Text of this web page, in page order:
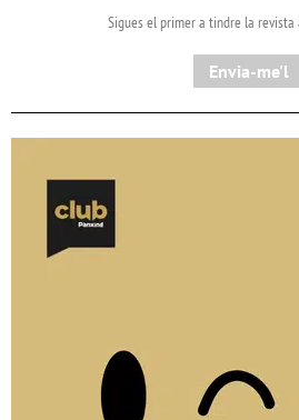
Sigues el primer a tindre la revista
Envia-me'l